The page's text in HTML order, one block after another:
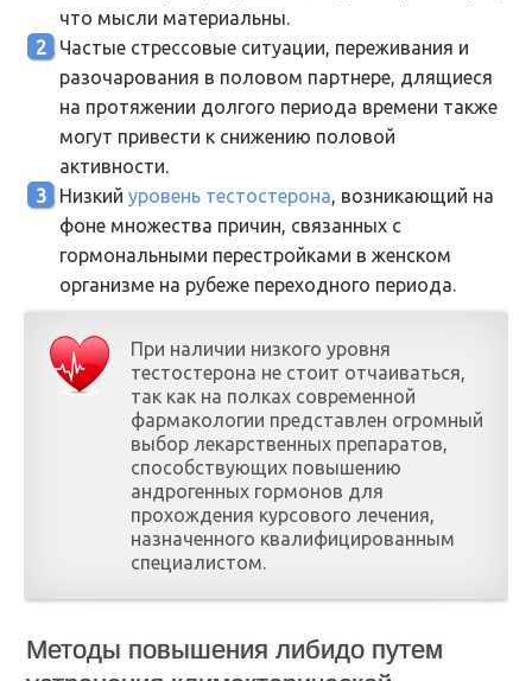
что мысли материальны.
Частые стрессовые ситуации, переживания и
разочарования в половом партнере, длящиеся
на протяжении долгого периода времени также
могут привести к снижению половой
активности.
Низкий уровень тестостерона , возникающий на
фоне множества причин, связанных с
гормональными перестройками в женском
организме на рубеже переходного периода.
При наличии низкого уровня
тестостерона не стоит отчаиваться,
так как на полках современной
фармакологии представлен огромный
выбор лекарственных препаратов,
способствующих повышению
андрогенных гормонов для
прохождения курсового лечения,
назначенного квалифицированным
специалистом.
Методы повышения либидо путем